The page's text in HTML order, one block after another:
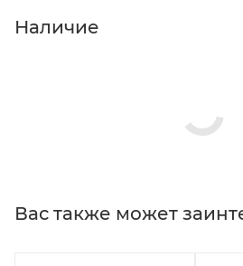
Наличие
Вас также может